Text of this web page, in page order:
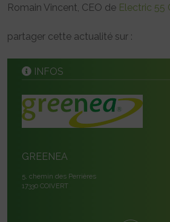
Romain Vincent, CEO de Electric 55
partager cette actualité sur :
INFOS
GREENEA
5, chemin des Perrières
17330 COIVERT